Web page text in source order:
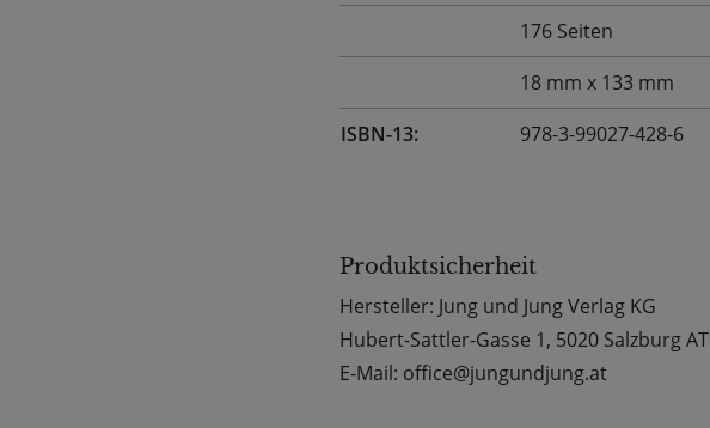
176 Seiten
18 mm x 133 mm
ISBN-13:
978-3-99027-428-6
Produktsicherheit
Hersteller: Jung und Jung Verlag KG
Hubert-Sattler-Gasse 1, 5020 Salzburg AT
E-Mail: office@jungundjung.at